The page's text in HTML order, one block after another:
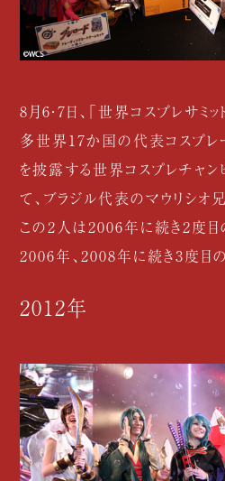
8月6・7日、「世界コスプレサミ
多世界17か国の代表コスプレ
を披露する世界コスプレチャン
て、ブラジル代表のマウリシ
この2人は2006年に続き2度目
2006年、2008年に続き3度目
2012年